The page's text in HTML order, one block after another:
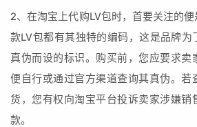
2、在淘宝上代购LV包时，首要关注的
款LV包都有其独特的编码，这是品牌为
真伪而设的标识。购买前，您应要求卖
便自行或通过官方渠道查询其真伪。若
货，您有权向淘宝平台投诉卖家涉嫌销
款。